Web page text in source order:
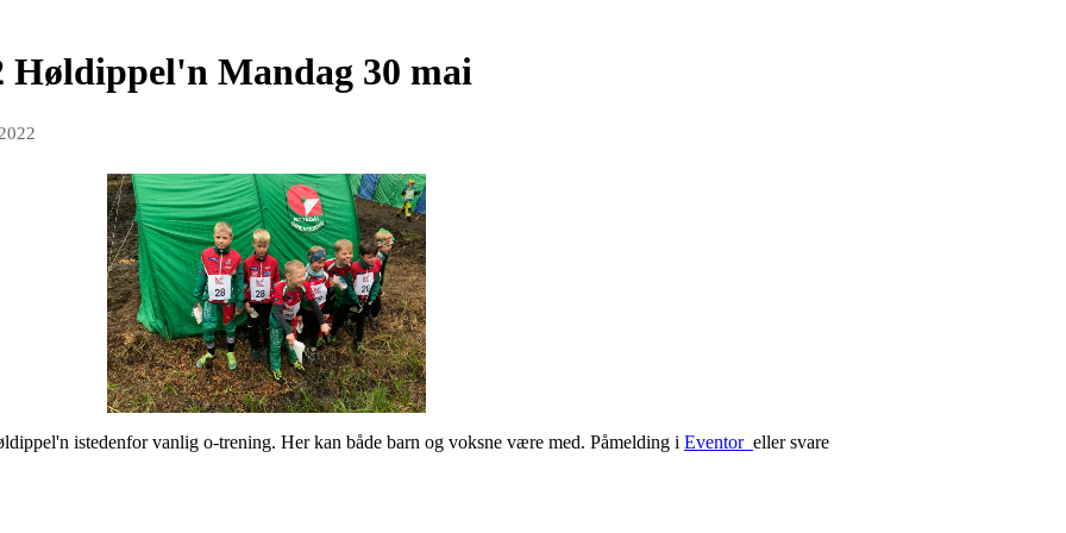
Mandag 30 mai
istedenfor vanlig o-trening. Her kan både barn og voksne være med. Påmelding i Eventor eller svare